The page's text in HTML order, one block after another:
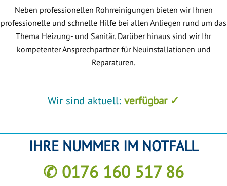
Neben professionellen Rohrreinigungen bieten wir Ihnen
professionelle und schnelle Hilfe bei allen Anliegen rund um das
Thema Heizung- und Sanitär. Darüber hinaus sind wir Ihr
kompetenter Ansprechpartner für Neuinstallationen und
Reparaturen.
Wir sind aktuell: verfügbar ✓
IHRE NUMMER IM NOTFALL
✆ 0176 160 517 86